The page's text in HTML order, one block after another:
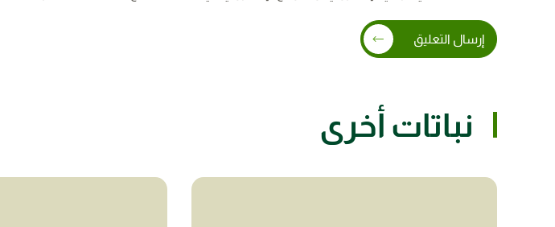
إرسال التعليق
نباتات أخرى